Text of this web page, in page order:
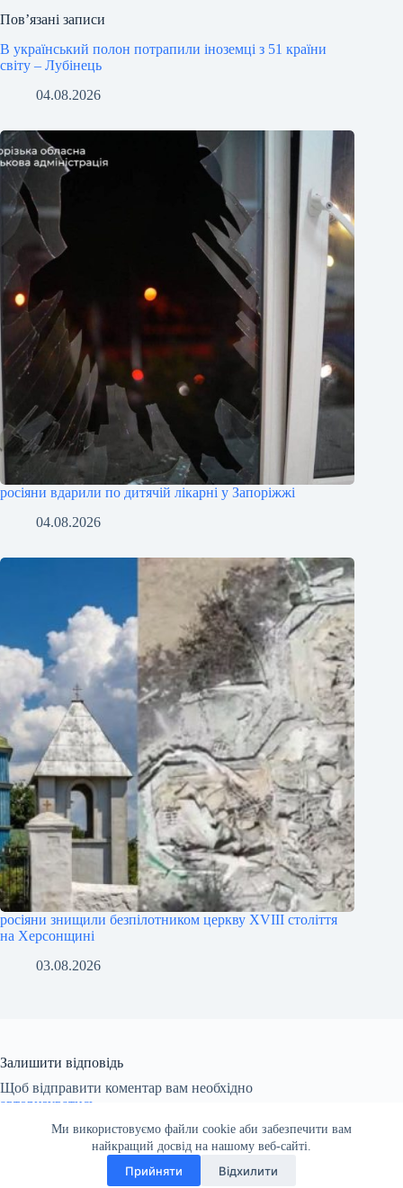
Ми використовуємо файли cookie аби забезпечити вам
найкращий досвід на нашому веб-сайті.
Прийняти Відхилити
Пов’язані записи
В український полон потрапили іноземці з 51 країни
світу – Лубінець
04.08.2026
росіяни вдарили по дитячій лікарні у Запоріжжі
04.08.2026
росіяни знищили безпілотником церкву XVIII століття
на Херсонщині
03.08.2026
Залишити відповідь
Щоб відправити коментар вам необхідно
авторизуватись